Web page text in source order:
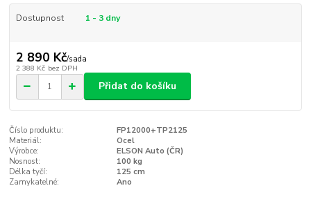
Dostupnost 1 - 3 dny
2 890 Kč/sada
2 388 Kč bez DPH
Přidat do košíku
Číslo produktu:
FP12000+TP2125
Materiál:
Ocel
Výrobce:
ELSON Auto (ČR)
Nosnost:
100 kg
Délka tyčí:
125 cm
Zamykatelné:
Ano